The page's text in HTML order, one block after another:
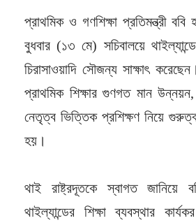
প্রাথমিক ও গণশিক্ষা প্রতিমন্ত্রী
বুধবার (১৩ মে) সচিবালয়ে
চিরাসাওয়াদি সৌজন্য সাক্ষাৎ
প্রাথমিক শিক্ষার গুণগত মান
নেতৃত্ব ভিত্তিক প্রশিক্ষণ নিয়ে
হয়।
থাই রাষ্ট্রদূতকে স্বাগত জানিয়ে
থাইল্যান্ডের শিক্ষা ব্যবস্থার